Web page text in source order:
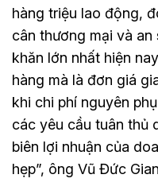
hàng triệu lao động,
cân thương mại và an
khăn lớn nhất hiện
hàng mà là đơn giá
khi chi phí nguyên
các yêu cầu tuân thủ
biên lợi nhuận của
hẹp”, ông Vũ Đức